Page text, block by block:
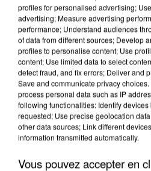
UN SECOND CADRE DE LA
INTERPELLÉ EN ALGÉRIE
profiles for personalised advertising;
advertising; Measure advertising
performance; Understand audiences
of data from different sources; Develop
profiles to personalise content; Use
content; Use limited data to select
detect fraud, and fix errors; Deliver and
Save and communicate privacy
process personal data such as IP
following functionalities: Identify
requested; Use precise geolocation
other data sources; Link different
information transmitted automatically.
Vous pouvez accepter en